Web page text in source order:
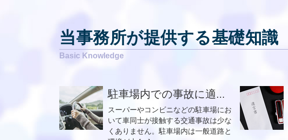
当事務所が提供する基礎知識
駐車場内での事故に適...
スーパーやコンビニなどの駐車場にお
いて車同士が接触する交通事故は少な
くありません。駐車場内は一般道路と